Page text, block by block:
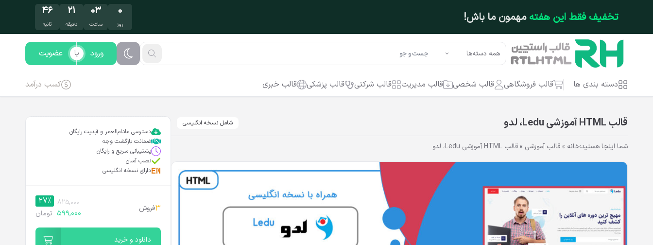
تخفیف محدودروی محصولات محبوب! فرصت رو از دست نده! ۰
روز
۰۳
ساعت
۲۱
دقیقه
۴۵
ثانیه
همه دسته‌ها ورود عضویت یا
دسته بندی ها قالب فروشگاهی قالب شخصی قالب مدیریت قالب شرکتی قالب پزشکی قالب خبری کسب درآمد
قالب HTML آموزشی Ledu، لدو شامل نسخه انگلیسی
شما اینجا هستید:خانه »قالب آموزشی »قالب HTML آموزشی Ledu، لدو
دسترسی مادام‌العمر و آپدیت رایگان
ضمانت بازگشت وجه
پشتیبانی سریع و رایگان
نصب آسان
دارای نسخه انگلیسی
3فروش
825,000
27%
599,000 تومان
دانلود و خرید